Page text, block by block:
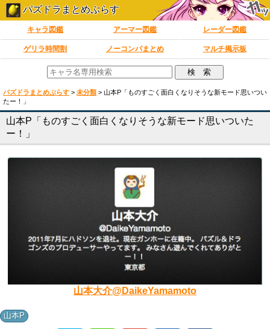
パズドラまとめぷらす
キャラ図鑑 アーマー図鑑 レーダー図鑑
ゲリラ時間割 ノーコンパまとめ マルチ掲示板
パズドラまとめぷらす > 未分類 > 山本P「ものすごく面白くなりそうな新モード思いつい
たー！」
山本P「ものすごく面白くなりそうな新モード思いついた
ー！」
山本大介@DaikeYamamoto
山本P